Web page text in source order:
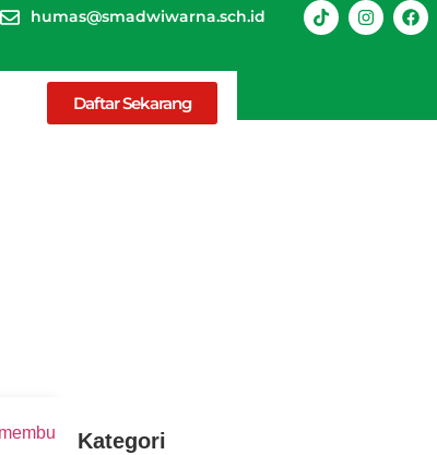
humas@smadwiwarna.sch.id
Daftar Sekarang
Kategori